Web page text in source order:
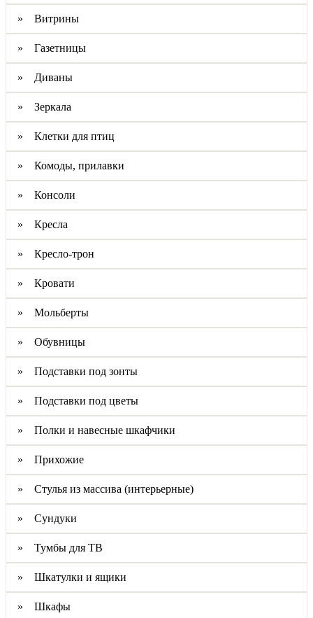
» Витрины
» Газетницы
» Диваны
» Зеркала
» Клетки для птиц
» Комоды, прилавки
» Консоли
» Кресла
» Кресло-трон
» Кровати
» Мольберты
» Обувницы
» Подставки под зонты
» Подставки под цветы
» Полки и навесные шкафчики
» Прихожие
» Стулья из массива (интерьерные)
» Сундуки
» Тумбы для ТВ
» Шкатулки и ящики
» Шкафы